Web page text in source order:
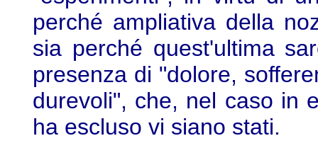
perché ampliativa della
sia perché quest'ultima
presenza di "dolore,
durevoli", che, nel caso in
ha escluso vi siano stati.